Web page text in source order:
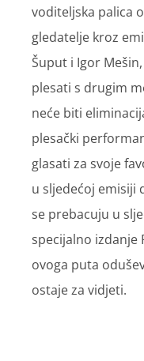
voditeljska palica
gledatelje kroz
Šuput i Igor
plesati s drugim
neće biti
plesački
glasati za svoje
u sljedećoj emisiji
se prebacuju u
specijalno izdanje
ovoga puta
ostaje za vidjeti.